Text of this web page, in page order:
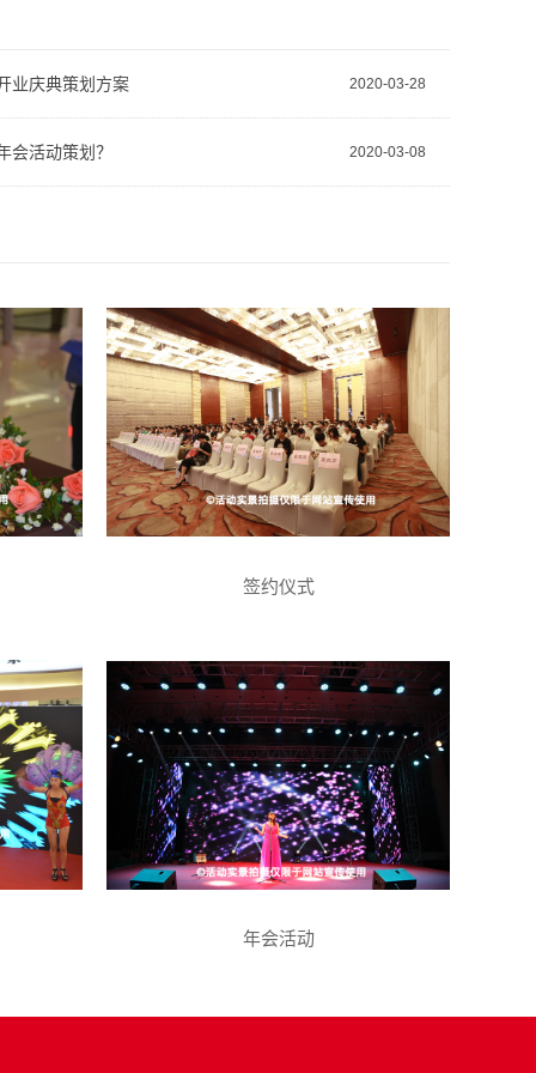
2020-03-28
业庆典策划方案
2020-03-08
会活动策划？
签约仪式
年会活动